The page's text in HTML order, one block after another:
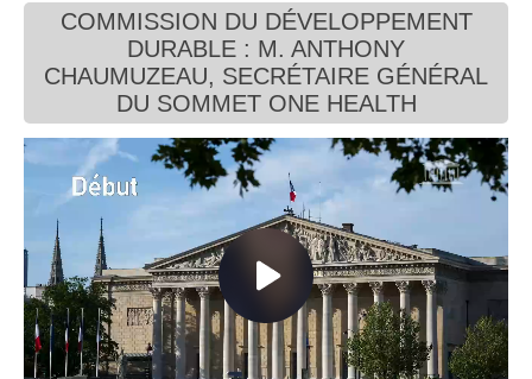
AIDE À LA DÉCOUPE
DE VIDÉOS
Présidence
Évènements
Connaissance, Histoire
Autres
COMMISSION DU DÉVELOPPEMENT
DURABLE : M. ANTHONY
CHAUMUZEAU, SECRÉTAIRE GÉNÉRAL
DU SOMMET ONE HEALTH
Audition de M. Anthony Chaumuzeau, secrétaire
général du sommet One Health